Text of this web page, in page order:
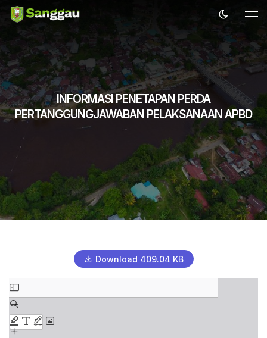
INFORMASI PENETAPAN PERDA
PERTANGGUNGJAWABAN PELAKSANAAN APBD
Download 409.04 KB